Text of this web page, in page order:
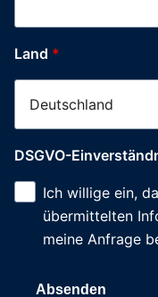
Land *
DSGVO-
Ich willige ein,
übermittelten
meine Anfrage
Absenden